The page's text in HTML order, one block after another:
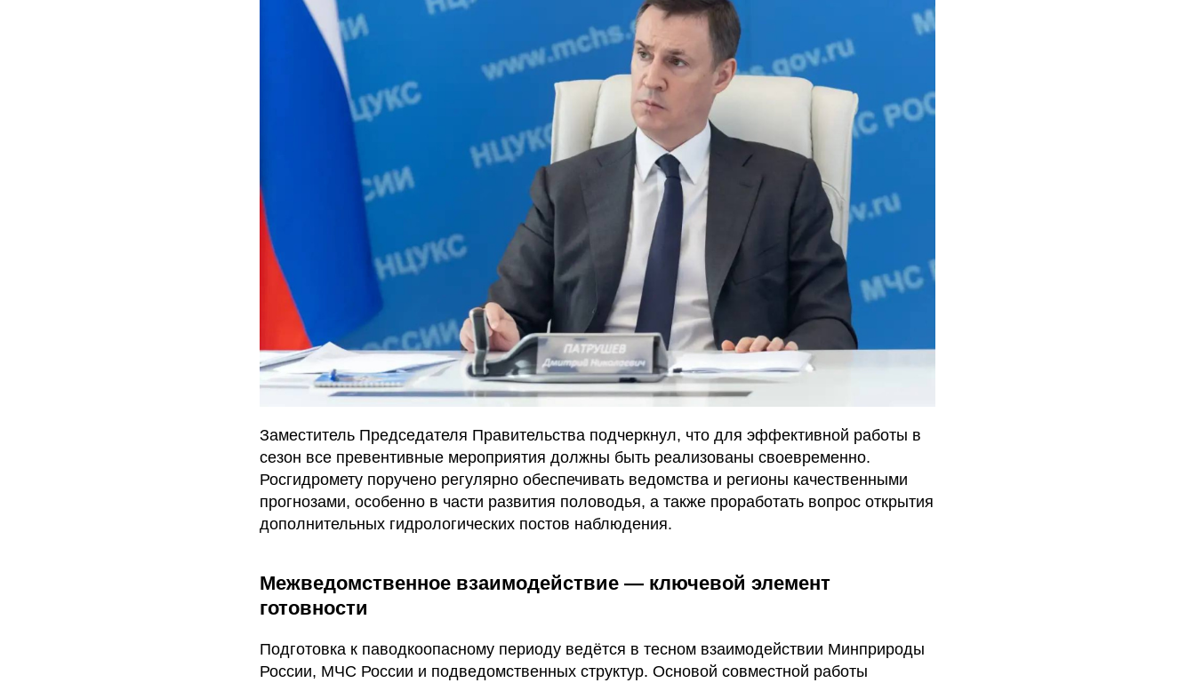
Заместитель Председателя Правительства подчеркнул, что для эффективной работы в
сезон все превентивные мероприятия должны быть реализованы своевременно.
Росгидромету поручено регулярно обеспечивать ведомства и регионы качественными
прогнозами, особенно в части развития половодья, а также проработать вопрос открытия
дополнительных гидрологических постов наблюдения.
Межведомственное взаимодействие — ключевой элемент
готовности
Подготовка к паводкоопасному периоду ведётся в тесном взаимодействии Минприроды
России, МЧС России и подведомственных структур. Основой совместной работы